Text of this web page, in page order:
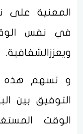
المعنية على
في نفس
ويعززالشفافية.
و تسهم هذه
التوفيق بين
الوقت